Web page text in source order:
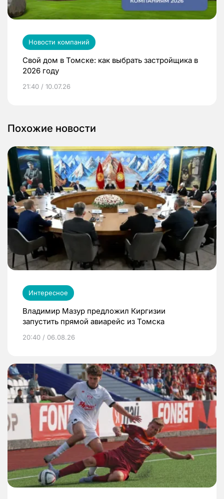
Новости компаний
Свой дом в Томске: как выбрать застройщика в
2026 году
21:40 / 10.07.26
Похожие новости
Интересное
Владимир Мазур предложил Киргизии
запустить прямой авиарейс из Томска
20:40 / 06.08.26